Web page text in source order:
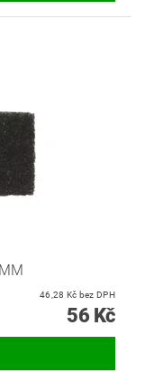
46,28 Kč bez DPH
56 Kč